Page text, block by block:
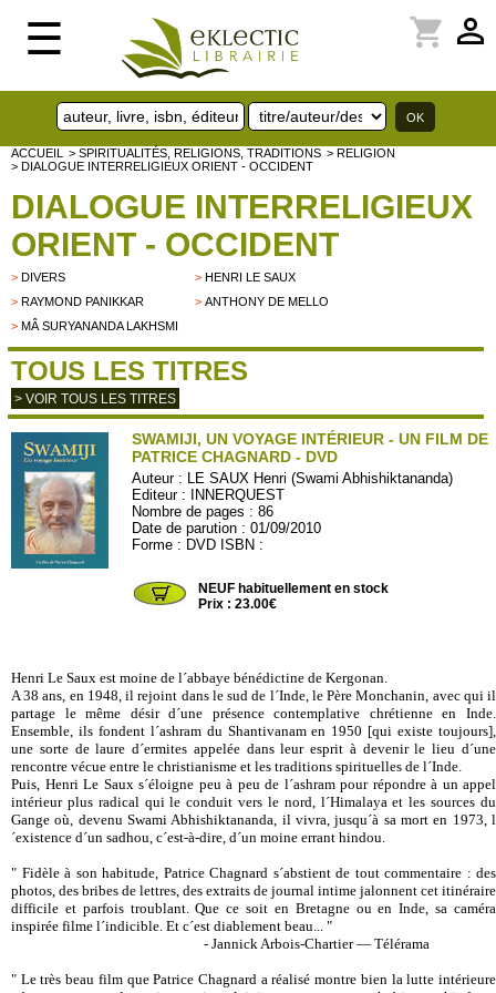
☰ perm_identity
shopping_cart
ACCUEIL > SPIRITUALITÉS, RELIGIONS, TRADITIONS > RELIGION
> DIALOGUE INTERRELIGIEUX ORIENT - OCCIDENT
DIALOGUE INTERRELIGIEUX
ORIENT - OCCIDENT
> DIVERS >HENRI LE SAUX
> RAYMOND PANIKKAR >ANTHONY DE MELLO
> MÂ SURYANANDA LAKHSMI
TOUS LES TITRES
> VOIR TOUS LES TITRES
SWAMIJI, UN VOYAGE INTÉRIEUR - UN FILM DE
PATRICE CHAGNARD - DVD
Auteur : LE SAUX Henri (Swami Abhishiktananda)
Editeur :
INNERQUEST
Nombre de pages : 86
Date de parution : 01/09/2010
Forme : DVD ISBN :
NEUF habituellement en stock
Prix : 23.00€
Henri Le Saux est moine de l´abbaye bénédictine de Kergonan.
A 38 ans, en 1948, il rejoint dans le sud de l´Inde, le Père Monchanin, avec qui il
partage le même désir d´une présence contemplative chrétienne en Inde.
Ensemble, ils fondent l´ashram du Shantivanam en 1950 [qui existe toujours],
une sorte de laure d´ermites appelée dans leur esprit à devenir le lieu d´une
rencontre vécue entre le christianisme et les traditions spirituelles de l´Inde.
Puis, Henri Le Saux s´éloigne peu à peu de l´ashram pour répondre à un appel
intérieur plus radical qui le conduit vers le nord, l´Himalaya et les sources du
Gange où, devenu Swami Abhishiktananda, il vivra, jusqu´à sa mort en 1973, l
´existence d´un sadhou, c´est-à-dire, d´un moine errant hindou.
" Fidèle à son habitude, Patrice Chagnard s´abstient de tout commentaire : des
photos, des bribes de lettres, des extraits de journal intime jalonnent cet itinéraire
difficile et parfois troublant. Que ce soit en Bretagne ou en Inde, sa caméra
inspirée filme l´indicible. Et c´est diablement beau... "
- Jannick Arbois-Chartier — Télérama
" Le très beau film que Patrice Chagnard a réalisé montre bien la lutte intérieure